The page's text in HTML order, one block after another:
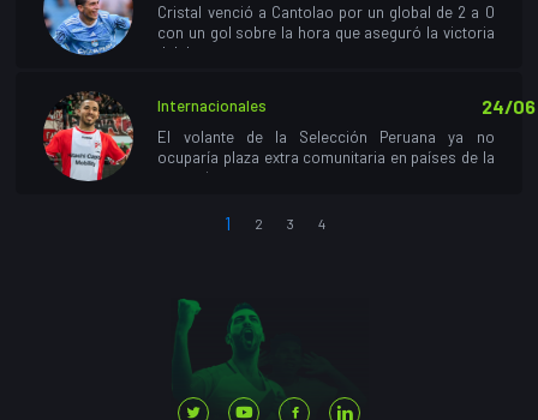
Cristal venció a Cantolao por un global de 2 a 0
con un gol sobre la hora que aseguró la victoria
del d...
24/06
Internacionales
El volante de la Selección Peruana ya no
ocuparía plaza extra comunitaria en países de la
comuni...
1 2 3 4